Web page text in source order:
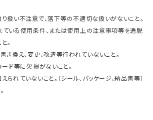
扱い不注意で、落下等の不適切な扱いがないこと。
ている使用条件、または使用上の注意事項等を逸脱
。
き換え、変更、改造等行われていないこと。
ード等に欠損がないこと。
られていないこと。（シール、パッケージ、納品書等）